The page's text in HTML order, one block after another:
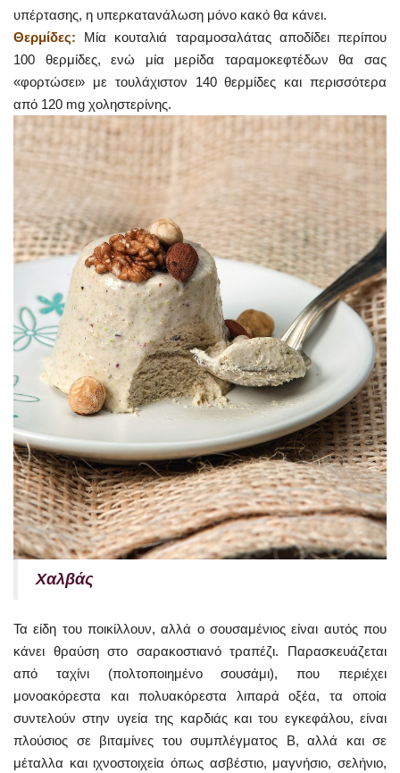
υπέρτασης, η υπερκατανάλωση μόνο κακό θα κάνει.
Θερμίδες: Μία κουταλιά ταραμοσαλάτας αποδίδει περίπου
100 θερμίδες, ενώ μία μερίδα ταραμοκεφτέδων θα σας
«φορτώσει» με τουλάχιστον 140 θερμίδες και περισσότερα
από 120 mg χοληστερίνης.
Χαλβάς
Τα είδη του ποικίλλουν, αλλά ο σουσαμένιος είναι αυτός που
κάνει θραύση στο σαρακοστιανό τραπέζι. Παρασκευάζεται
από ταχίνι (πολτοποιημένο σουσάμι), που περιέχει
μονοακόρεστα και πολυακόρεστα λιπαρά οξέα, τα οποία
συντελούν στην υγεία της καρδιάς και του εγκεφάλου, είναι
πλούσιος σε βιταμίνες του συμπλέγματος Β, αλλά και σε
μέταλλα και ιχνοστοιχεία όπως ασβέστιο, μαγνήσιο, σελήνιο,